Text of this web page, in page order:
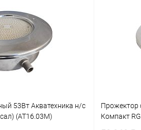
Под заказ
В
К
53Вт Акватехника н/с
(AT16.03M)
Прожектор
Компакт